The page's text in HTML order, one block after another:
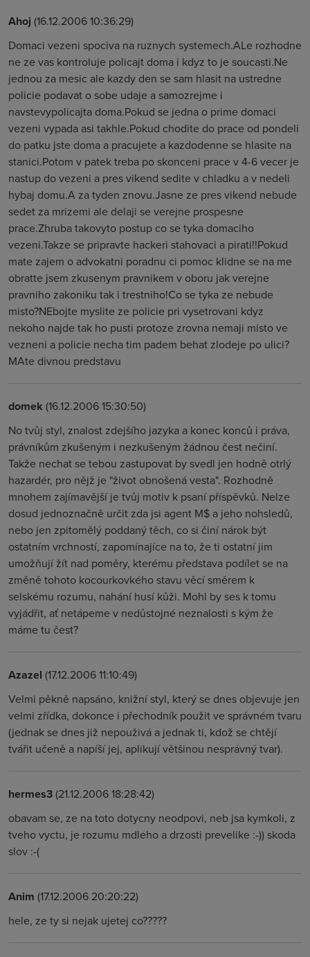
Ahoj (16.12.2006 10:36:29)
Domaci vezeni spociva na ruznych systemech.ALe rozhodne
ne ze vas kontroluje policajt doma i kdyz to je soucasti.Ne
jednou za mesic ale kazdy den se sam hlasit na ustredne
policie podavat o sobe udaje a samozrejme i
navstevypolicajta doma.Pokud se jedna o prime domaci
vezeni vypada asi takhle.Pokud chodite do prace od pondeli
do patku jste doma a pracujete a kazdodenne se hlasite na
stanici.Potom v patek treba po skonceni prace v 4-6 vecer je
nastup do vezeni a pres vikend sedite v chladku a v nedeli
hybaj domu.A za tyden znovu.Jasne ze pres vikend nebude
sedet za mrizemi ale delaji se verejne prospesne
prace.Zhruba takovyto postup co se tyka domaciho
vezeni.Takze se pripravte hackeri stahovaci a pirati!!Pokud
mate zajem o advokatni poradnu ci pomoc klidne se na me
obratte jsem zkusenym pravnikem v oboru jak verejne
pravniho zakoniku tak i trestniho!Co se tyka ze nebude
misto?NEbojte myslite ze policie pri vysetrovani kdyz
nekoho najde tak ho pusti protoze zrovna nemaji misto ve
vezneni a policie necha tim padem behat zlodeje po ulici?
MAte divnou predstavu
domek (16.12.2006 15:30:50)
No tvůj styl, znalost zdejšího jazyka a konec konců i práva,
právníkům zkušeným i nezkušeným žádnou čest nečiní.
Takže nechat se tebou zastupovat by svedl jen hodně otrlý
hazardér, pro nějž je "život obnošená vesta". Rozhodně
mnohem zajímavější je tvůj motiv k psaní příspěvků. Nelze
dosud jednoznačně určit zda jsi agent M$ a jeho nohsledů,
nebo jen zpitomělý poddaný těch, co si činí nárok být
ostatním vrchností, zapomínajíce na to, že ti ostatní jim
umožňují žít nad poměry, kterému představa podílet se na
změně tohoto kocourkovkého stavu věcí směrem k
selskému rozumu, nahání husí kůži. Mohl by ses k tomu
vyjádřit, ať netápeme v nedůstojné neznalosti s kým že
máme tu čest?
Azazel (17.12.2006 11:10:49)
Velmi pěkně napsáno, knižní styl, který se dnes objevuje jen
velmi zřídka, dokonce i přechodník použit ve správném tvaru
(jednak se dnes již nepouživá a jednak ti, kdož se chtějí
tvářit učeně a napíší jej, aplikují většinou nesprávný tvar).
hermes3(21.12.2006 18:28:42)
obavam se, ze na toto dotycny neodpovi, neb jsa kymkoli, z
tveho vyctu, je rozumu mdleho a drzosti prevelike :-)) skoda
slov :-(
Anim (17.12.2006 20:20:22)
hele, ze ty si nejak ujetej co?????